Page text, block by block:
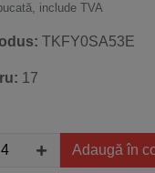
include TVA
TKFY0SA53E
17
Adaugă în